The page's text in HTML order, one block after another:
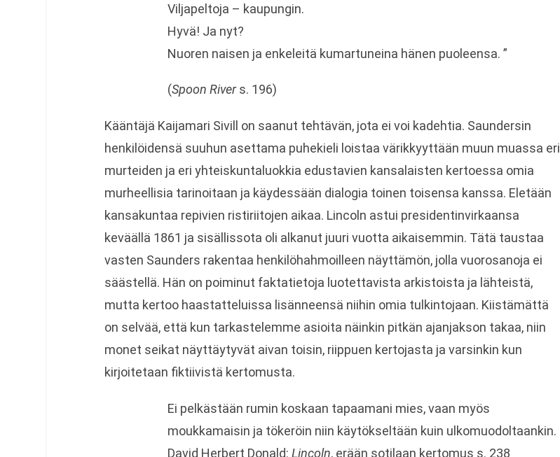
Viljapeltoja – kaupungin.
Hyvä! Ja nyt?
Nuoren naisen ja enkeleitä kumartuneina hänen puoleensa. ”
(Spoon Rivers. 196)
Kääntäjä Kaijamari Sivill on saanut tehtävän, jota ei voi kadehtia. Saundersin
henkilöidensä suuhun asettama puhekieli loistaa värikkyyttään muun muassa eri
murteiden ja eri yhteiskuntaluokkia edustavien kansalaisten kertoessa omia
murheellisia tarinoitaan ja käydessään dialogia toinen toisensa kanssa. Eletään
kansakuntaa repivien ristiriitojen aikaa. Lincoln astui presidentinvirkaansa
keväällä 1861 ja sisällissota oli alkanut juuri vuotta aikaisemmin. Tätä taustaa
vasten Saunders rakentaa henkilöhahmoilleen näyttämön, jolla vuorosanoja ei
säästellä. Hän on poiminut faktatietoja luotettavista arkistoista ja lähteistä,
mutta kertoo haastatteluissa lisänneensä niihin omia tulkintojaan. Kiistämättä
on selvää, että kun tarkastelemme asioita näinkin pitkän ajanjakson takaa, niin
monet seikat näyttäytyvät aivan toisin, riippuen kertojasta ja varsinkin kun
kirjoitetaan fiktiivistä kertomusta.
Ei pelkästään rumin koskaan tapaamani mies, vaan myös
moukkamaisin ja tökeröin niin käytökseltään kuin ulkomuodoltaankin.
David Herbert Donald: Lincoln, erään sotilaan kertomus s. 238